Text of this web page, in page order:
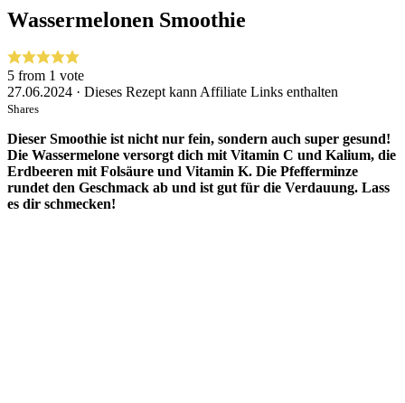
Wassermelonen Smoothie
5 from 1 vote
27.06.2024 · Dieses Rezept kann Affiliate Links enthalten
Shares
Dieser Smoothie ist nicht nur fein, sondern auch super gesund!
Die Wassermelone versorgt dich mit Vitamin C und Kalium, die
Erdbeeren mit Folsäure und Vitamin K. Die Pfefferminze
rundet den Geschmack ab und ist gut für die Verdauung. Lass
es dir schmecken!